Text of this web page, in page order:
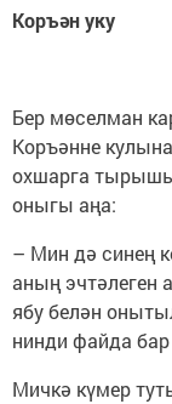
Коръән уку
Бер мөселман
Коръәнне
охшарга
оныгы аңа:
– Мин дә синең
аның эчтәлеген
ябу белән
нинди файда
Мичкә күмер